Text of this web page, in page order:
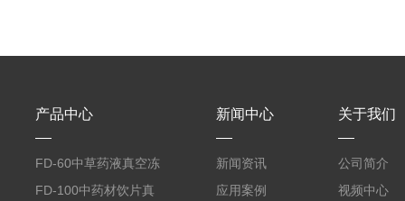
产品中心
FD-60中草药液真空冻
干机
FD-100中药材饮片真
新闻中心
新闻资讯
应用案例
关于我们
公司简介
视频中心